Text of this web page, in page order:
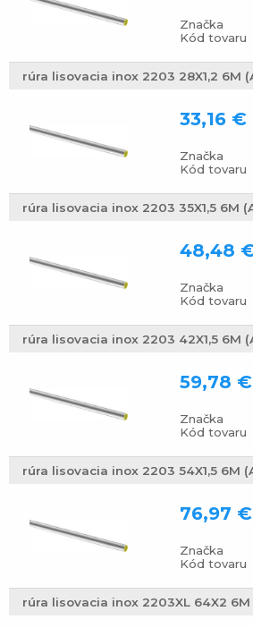
Značka
Kód tovaru
rúra lisovacia inox 2203 28X1,2 6M
Značka
Kód tovaru
33,16 €
rúra lisovacia inox 2203 35X1,5 6M
Značka
Kód tovaru
48,48
rúra lisovacia inox 2203 42X1,5 6M
Značka
Kód tovaru
59,78 €
rúra lisovacia inox 2203 54X1,5 6M
Značka
Kód tovaru
76,97 €
rúra lisovacia inox 2203XL 64X2 6M